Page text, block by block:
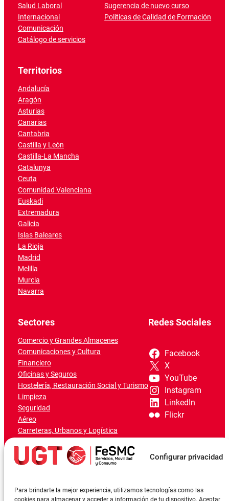
Configurar privacidad
Para brindarte la mejor experiencia, utilizamos tecnologías como las
cookies para almacenar y acceder a información de tu dispositivo. Aceptar
Salud Laboral
Internacional
Comunicación
Catálogo de servicios
Sugerencia de nuevo curso
Políticas de Calidad de Formación
Territorios
Andalucía
Aragón
Asturias
Canarias
Cantabria
Castilla y León
Castilla-La Mancha
Catalunya
Ceuta
Comunidad Valenciana
Euskadi
Extremadura
Galicia
Islas Baleares
La Rioja
Madrid
Melilla
Murcia
Navarra
Sectores
Comercio y Grandes Almacenes
Comunicaciones y Cultura
Financiero
Oficinas y Seguros
Hostelería, Restauración Social y Turismo
Limpieza
Seguridad
Aéreo
Carreteras, Urbanos y Logística
Marítimo-Portuario
Redes Sociales
Facebook
X
YouTube
Instagram
LinkedIn
Flickr